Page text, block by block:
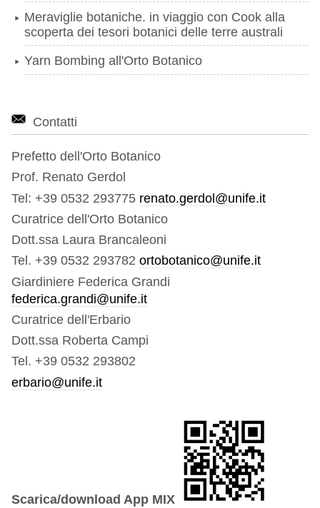
Meraviglie botaniche. in viaggio con Cook alla
scoperta dei tesori botanici delle terre australi
Yarn Bombing all'Orto Botanico
Contatti
Prefetto dell'Orto Botanico
Prof. Renato Gerdol
Tel: +39 0532 293775 renato.gerdol@unife.it
Curatrice dell'Orto Botanico
Dott.ssa Laura Brancaleoni
Tel. +39 0532 293782 ortobotanico@unife.it
Giardiniere Federica Grandi
federica.grandi@unife.it
Curatrice dell'Erbario
Dott.ssa Roberta Campi
Tel. +39 0532 293802
erbario@unife.it
Scarica/download App MIX